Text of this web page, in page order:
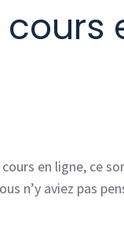
cours
en ligne, ce
n’y aviez pas